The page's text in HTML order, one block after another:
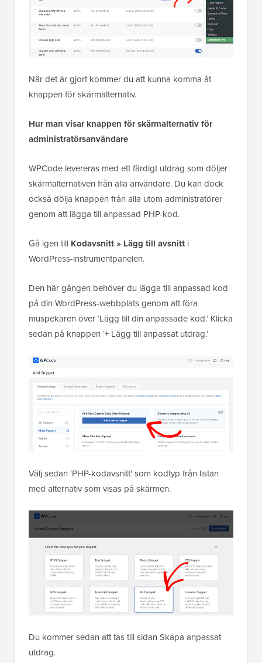
När det är gjort kommer du att kunna komma åt
knappen för skärmalternativ.
Hur man visar knappen för skärmalternativ för
administratörsanvändare
WPCode levereras med ett färdigt utdrag som döljer
skärmalternativen från alla användare. Du kan dock
också dölja knappen från alla utom administratörer
genom att lägga till anpassad PHP-kod.
Gå igen till Kodavsnitt » Lägg till avsnitt i
WordPress-instrumentpanelen.
Den här gången behöver du lägga till anpassad kod
på din WordPress-webbplats genom att föra
muspekaren över ‘Lägg till din anpassade kod.’ Klicka
sedan på knappen ‘+ Lägg till anpassat utdrag.’
Välj sedan 'PHP-kodavsnitt' som kodtyp från listan
med alternativ som visas på skärmen.
Du kommer sedan att tas till sidan Skapa anpassat
utdrag.